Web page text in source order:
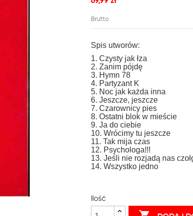
Brutto
Spis utworów:
1. Czysty jak łza
2. Zanim pójdę
3. Hymn 78
4. Partyzant K
5. Noc jak każda inna
6. Jeszcze, jeszcze
7. Czarownicy pies
8. Ostatni blok w mieście
9. Ja do ciebie
10. Wrócimy tu jeszcze
11. Tak mija czas
12. Psychologa!!!
13. Jeśli nie rozjadą nas
14. Wszystko jedno
Ilość